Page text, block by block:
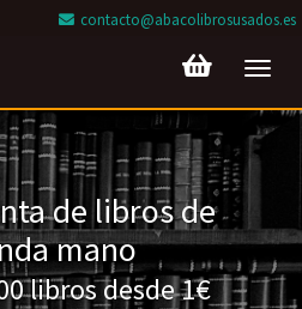
contacto@abacolibrosusados.es
de libros de
mano
libros desde 1€